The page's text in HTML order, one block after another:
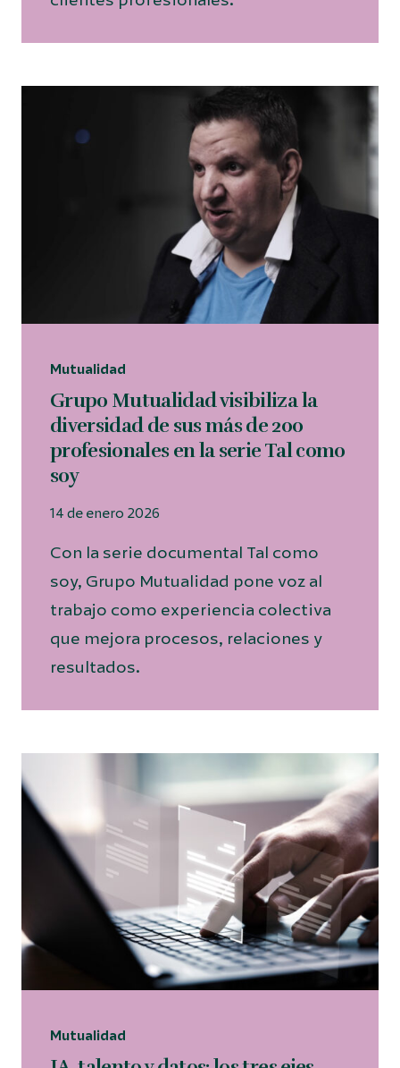
Mutualidad
Grupo Mutualidad visibiliza la
diversidad de sus más de 200
profesionales en la serie Tal como
soy
14 de enero 2026
Con la serie documental Tal como
soy, Grupo Mutualidad pone voz al
trabajo como experiencia colectiva
que mejora procesos, relaciones y
resultados.
Mutualidad